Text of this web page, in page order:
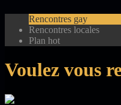
Rencontres gay
Rencontres locales
Plan hot
Voulez vous